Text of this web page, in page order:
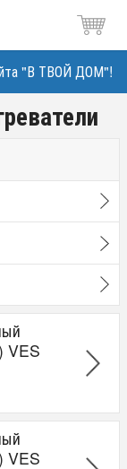
"В ТВОЙ ДОМ"!
VES
VES